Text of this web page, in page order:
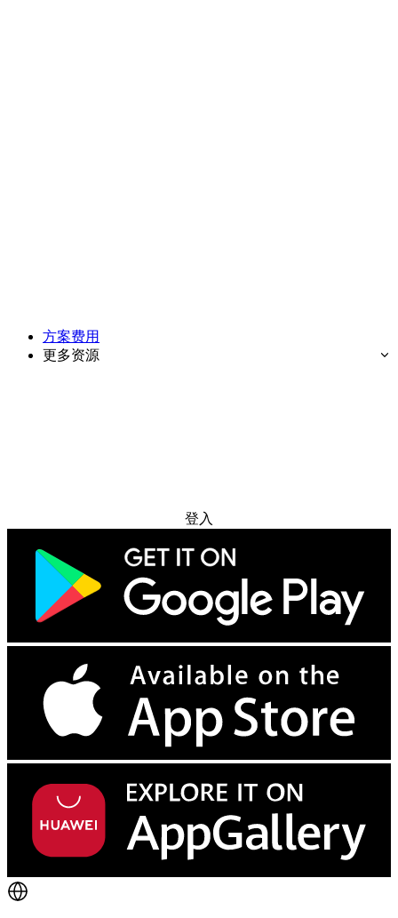
方案费用
更多资源
登入